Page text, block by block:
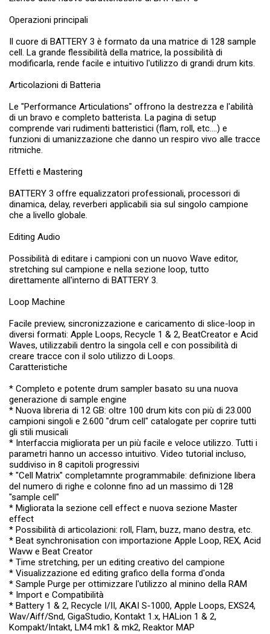
Operazioni principali
Il cuore di BATTERY 3 è formato da una matrice di 128 sample
cell. La grande flessibilità della matrice, la possibilità di
modificarla, rende facile e intuitivo l'utilizzo di grandi drum kits.
Articolazioni di Batteria
Le "Performance Articulations" offrono la destrezza e l'abilità
di un bravo e completo batterista. La pagina di setup
comprende vari rudimenti batteristici (flam, roll, etc....) e
funzioni di umanizzazione che danno un respiro vivo alle tracce
ritmiche.
Effetti e Mastering
BATTERY 3 offre equalizzatori professionali, processori di
dinamica, delay, reverberi applicabili sia sul singolo campione
che a livello globale.
Editing Audio
Possibilità di editare i campioni con un nuovo Wave editor,
stretching sul campione e nella sezione loop, tutto
direttamente all'interno di BATTERY 3.
Loop Machine
Facile preview, sincronizzazione e caricamento di slice-loop in
diversi formati: Apple Loops, Recycle 1 & 2, BeatCreator e Acid
Waves, utilizzabili dentro la singola cell e con possibilità di
creare tracce con il solo utilizzo di Loops.
Caratteristiche
* Completo e potente drum sampler basato su una nuova
generazione di sample engine
* Nuova libreria di 12 GB: oltre 100 drum kits con più di 23.000
campioni singoli e 2.600 "drum cell" catalogate per coprire tutti
gli stili musicali
* Interfaccia migliorata per un più facile e veloce utilizzo. Tutti i
parametri hanno un accesso intuitivo. Video tutorial incluso,
suddiviso in 8 capitoli progressivi
* "Cell Matrix" completamnte programmabile: definizione libera
del numero di righe e colonne fino ad un massimo di 128
"sample cell"
* Migliorata la sezione cell effect e nuova sezione Master
effect
* Possibilità di articolazioni: roll, Flam, buzz, mano destra, etc.
* Beat synchronisation con importazione Apple Loop, REX, Acid
Wavw e Beat Creator
* Time stretching, per un editing creativo del campione
* Visualizzazione ed editing grafico della forma d'onda
* Sample Purge per ottimizzare l'utilizzo al minino della RAM
* Import e Compatibilità
* Battery 1 & 2, Recycle I/II, AKAI S-1000, Apple Loops, EXS24,
Wav/Aiff/Snd, GigaStudio, Kontakt 1.x, HALion 1 & 2,
Kompakt/Intakt, LM4 mk1 & mk2, Reaktor MAP